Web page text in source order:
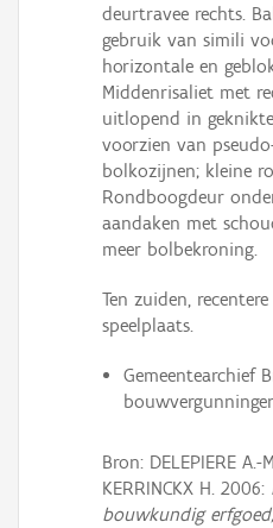
deurtravee rechts.
gebruik van simili
horizontale en
Middenrisaliet met
uitlopend in
voorzien van
bolkozijnen; kleine
Rondboogdeur
aandaken met
meer bolbekroning.
Ten zuiden,
speelplaats.
Gemeentearchief
Bron: DELEPIERE A.-
KERRINCKX H. 2006:
bouwkundig